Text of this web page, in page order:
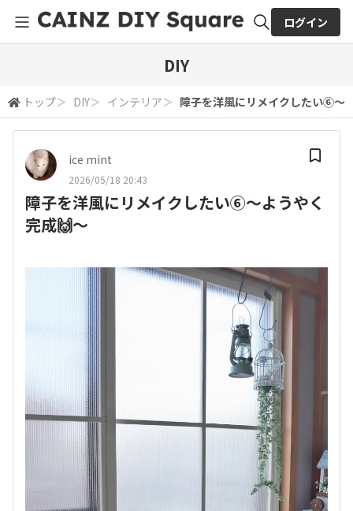
検索
ログイン
DIY
トップ＞ DIY＞ インテリア＞ 障子を洋風にリメイクしたい⑥〜
ice mint
2026/05/18 20:43
障子を洋風にリメイクしたい⑥〜ようやく
完成🙌〜